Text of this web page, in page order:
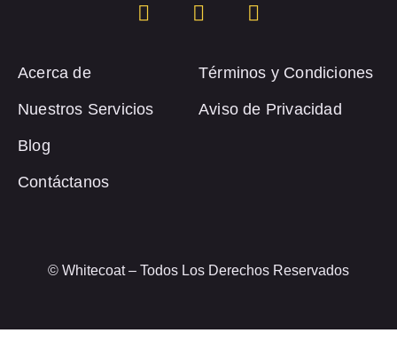
Acerca de
Nuestros Servicios
Blog
Contáctanos
Términos y Condiciones
Aviso de Privacidad
© Whitecoat – Todos Los Derechos Reservados